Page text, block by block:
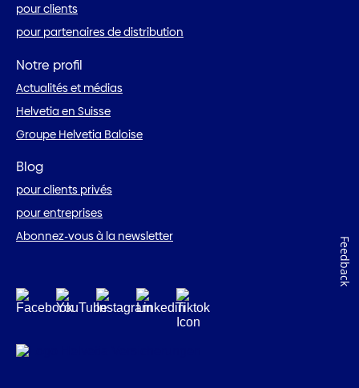
pour clients
pour partenaires de distribution
Notre profil
Actualités et médias
Helvetia en Suisse
Groupe Helvetia Baloise
Blog
pour clients privés
pour entreprises
Abonnez-vous à la newsletter
Feedback